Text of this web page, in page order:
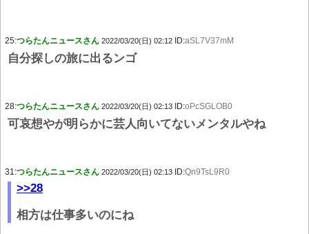
25:つらたんニュースさん 2022/03/20(日) 02:12 ID:aSL7V37mM
自分探しの旅に出るンゴ
28:つらたんニュースさん 2022/03/20(日) 02:13 ID:oPcSGLOB0
可哀想やが明らかに芸人向いてないメンタルやね
31:つらたんニュースさん 2022/03/20(日) 02:13 ID:Qn9TsL9R0
>>28
相方は仕事多いのにね